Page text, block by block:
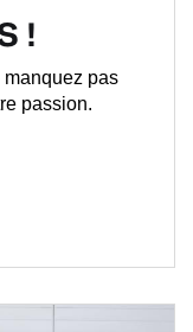
!
pas
passion.